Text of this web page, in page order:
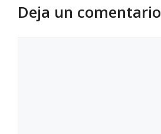
Deja un comentario